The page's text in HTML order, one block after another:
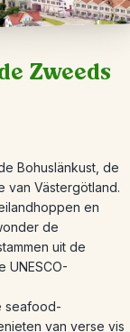
Zweeds
Bohuslänkust, de
van Västergötland.
en
de
uit de
UNESCO-
seafood-
van verse vis